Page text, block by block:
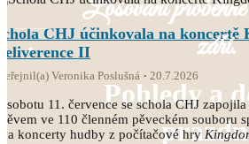
Losování
září.
Pohledy a
CHJ účinkovala na koncertě
II
Veronika Poslušná 20.7.2026
sobotu 11. července se schola CHJ
ve 110 členném pěveckém souboru
koncerty hudby z počítačové hry